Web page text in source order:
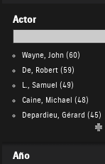
Actor
Wayne, John(60)
De, Robert(59)
L., Samuel (49)
Caine, Michael (48)
Depardieu, Gérard (45)
Año